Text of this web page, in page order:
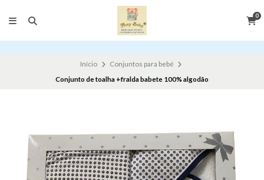
0
Início
Conjuntos para bebé
Conjunto de toalha +fralda babete 100% algodão